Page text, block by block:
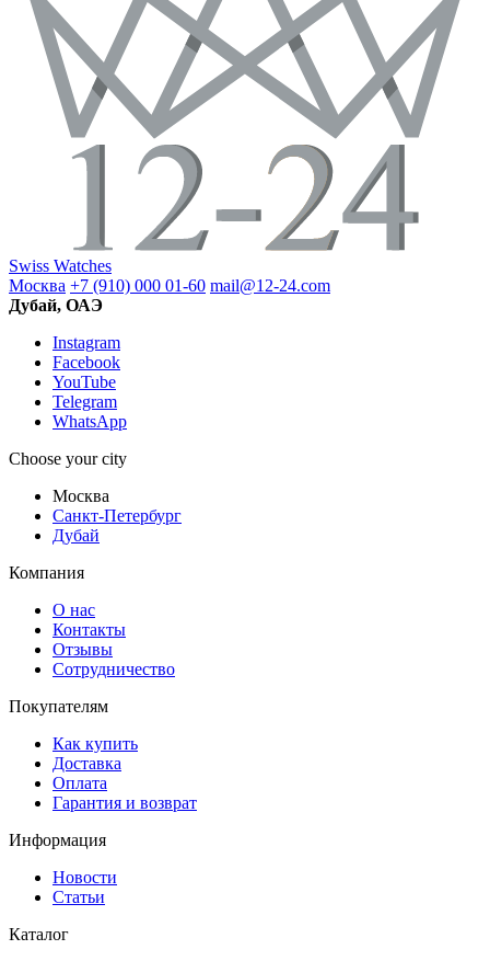
Swiss Watches
Москва +7 (910) 000 01-60 mail@12-24.com
Дубай, ОАЭ
Instagram
Facebook
YouTube
Telegram
WhatsApp
Choose your city
Москва
Санкт-Петербург
Дубай
Компания
О нас
Контакты
Отзывы
Сотрудничество
Покупателям
Как купить
Доставка
Оплата
Гарантия и возврат
Информация
Новости
Статьи
Каталог